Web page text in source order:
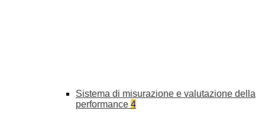
Sistema di misurazione e valutazione della
performance 4